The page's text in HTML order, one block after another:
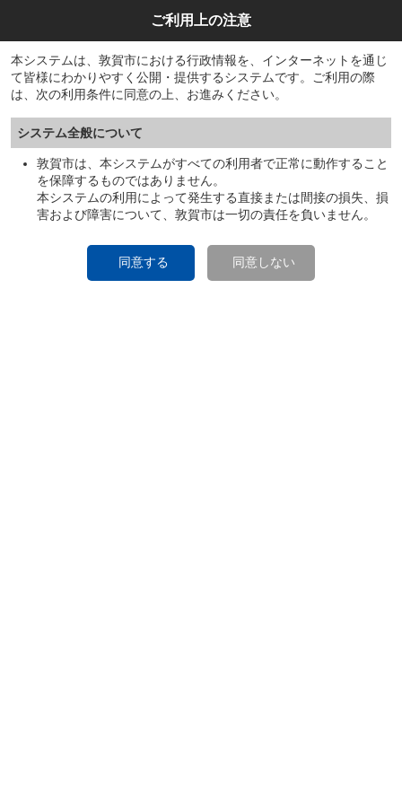
ご利用上の注意
本システムは、敦賀市における行政情報を、インターネットを通じ
て皆様にわかりやすく公開・提供するシステムです。ご利用の際
は、次の利用条件に同意の上、お進みください。
システム全般について
敦賀市は、本システムがすべての利用者で正常に動作すること
を保障するものではありません。
本システムの利用によって発生する直接または間接の損失、損
害および障害について、敦賀市は一切の責任を負いません。
同意する 同意しない